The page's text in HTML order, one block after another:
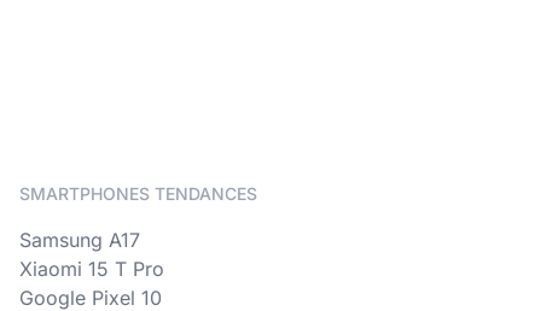
SMARTPHONES TENDANCES
Samsung A17
Xiaomi 15 T Pro
Google Pixel 10